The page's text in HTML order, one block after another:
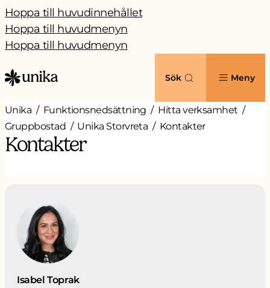
Hoppa till huvudinnehållet
Hoppa till huvudmenyn
Hoppa till huvudmenyn
Sök Meny
Unika Funktionsnedsättning
Hitta verksamhet
Gruppbostad
Unika Storvreta Kontakter
Kontakter
Isabel Toprak